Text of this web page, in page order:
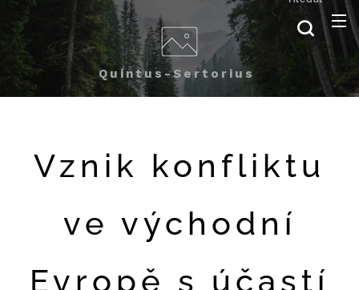
Quintus-Sertorius
Vznik konfliktu
ve východní
Evropě s účastí